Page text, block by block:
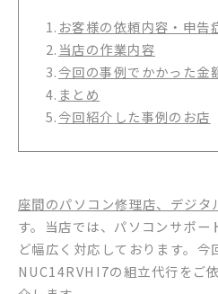
1. お客様の依頼内容・申告
2. 当店の作業内容
3.今回の事例でかかった金
4. まとめ
5.今回紹介した事例のお店
座間のパソコン修理店、デジタ
す。当店では、パソコンサポー
ど幅広く対応しております。
NUC14RVHI7の組立代行をご